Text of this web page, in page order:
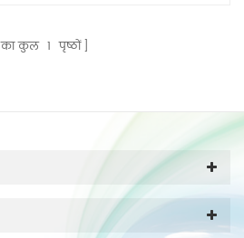
का कुल 1 पृष्ठों